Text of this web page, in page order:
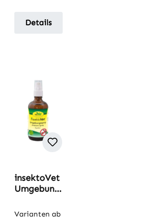
Details
insektoVet
Umgebung
Varianten ab